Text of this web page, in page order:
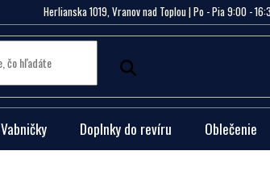
Herlianska 1019, Vranov nad Toplou | Po - Pia 9:00 -
Vabničky Doplnky do revíru Oblečenie